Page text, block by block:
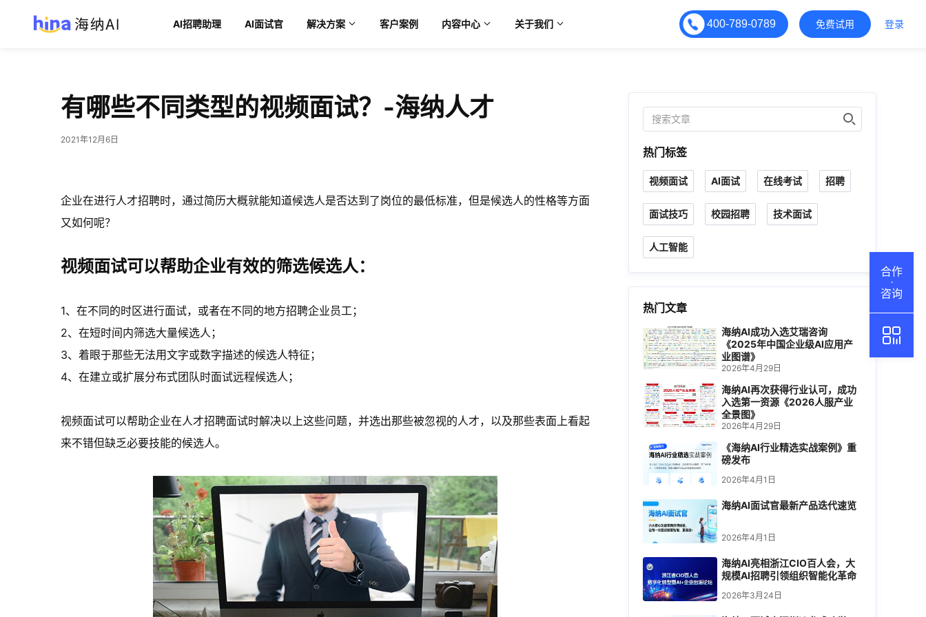
AI招聘助理 AI面试官 解决方案 客户案例 内容中心 关于我们 400-789-0789 免费试用 登录
有哪些不同类型的视频面试？-海纳人才
2021年12月6日
企业在进行人才招聘时，通过简历大概就能知道候选人是否达到了岗位的最低标准，但是候选人的性格等方面
又如何呢？
视频面试可以帮助企业有效的筛选候选人：
1、在不同的时区进行面试，或者在不同的地方招聘企业员工；
2、在短时间内筛选大量候选人；
3、着眼于那些无法用文字或数字描述的候选人特征；
4、在建立或扩展分布式团队时面试远程候选人；
视频面试可以帮助企业在人才招聘面试时解决以上这些问题，并选出那些被忽视的人才，以及那些表面上看起
来不错但缺乏必要技能的候选人。
热门标签
视频面试 AI面试 在线考试 招聘
面试技巧 校园招聘 技术面试
人工智能
热门文章
海纳AI成功入选艾瑞咨询
《2025年中国企业级AI应用产
业图谱》
2026年4月29日
海纳AI再次获得行业认可，成功
入选第一资源《2026人服产业
全景图》
2026年4月29日
《海纳AI行业精选实战案例》重
磅发布
2026年4月1日
海纳AI面试官最新产品迭代速览
2026年4月1日
海纳AI亮相浙江CIO百人会，大
规模AI招聘引领组织智能化革命
2026年3月24日
合作
·
咨询